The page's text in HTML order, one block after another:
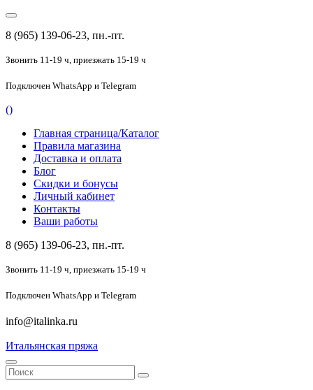
8 (965) 139-06-23, пн.-пт.
Звонить 11-19 ч, приезжать 15-19 ч
Подключен WhatsApp и Telegram
()
Главная страница/Каталог
Правила магазина
Доставка и оплата
Блог
Скидки и бонусы
Личный кабинет
Контакты
Ваши работы
8 (965) 139-06-23, пн.-пт.
Звонить 11-19 ч, приезжать 15-19 ч
Подключен WhatsApp и Telegram
info@italinka.ru
Итальянская пряжа